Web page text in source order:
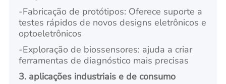
-Fabricação de protótipos: Oferece suporte a
testes rápidos de novos designs eletrônicos e
optoeletrônicos
-Exploração de biossensores: ajuda a criar
ferramentas de diagnóstico mais precisas
3. aplicações industriais e de consumo